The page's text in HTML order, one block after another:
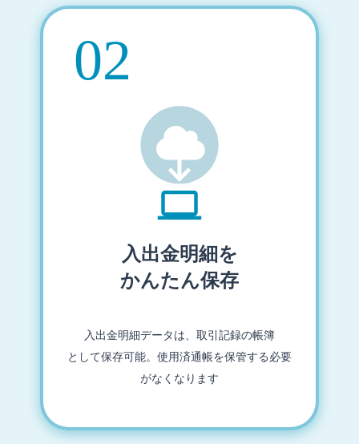
入出金明細を
かんたん保存
入出金明細データは、取引記録の帳簿
として保存可能。使用済通帳を保管する必要
がなくなります